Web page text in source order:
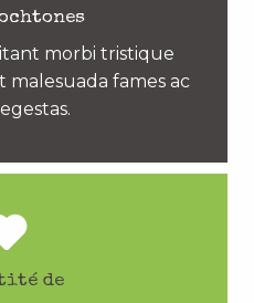
morbi tristique
fames ac
de